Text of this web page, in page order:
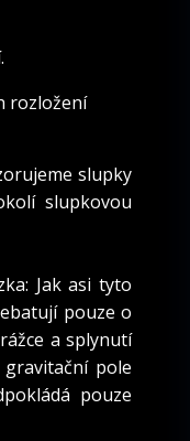
rozložení
slupky
slupkovou
Jak asi tyto
pouze o
a splynutí
pole
pouze